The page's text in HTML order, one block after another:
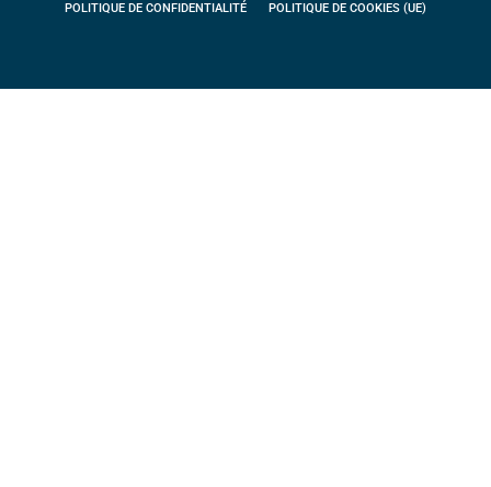
POLITIQUE DE CONFIDENTIALITÉ
POLITIQUE DE COOKIES (UE)